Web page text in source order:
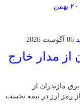
06 آگوست 2026
از مدار خارج
مازندران از
غیرمجاز رمز ارز در نیمه نخست